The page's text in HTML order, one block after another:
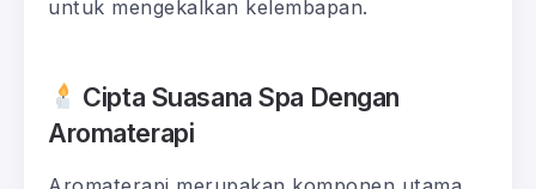
untuk mengekalkan kelembapan.
Cipta Suasana Spa Dengan
Aromaterapi